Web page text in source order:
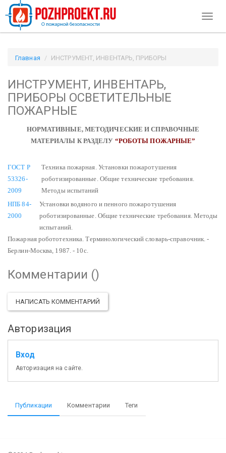
Главная
ИНСТРУМЕНТ, ИНВЕНТАРЬ, ПРИБОРЫ
ИНСТРУМЕНТ, ИНВЕНТАРЬ,
ПРИБОРЫ ОСВЕТИТЕЛЬНЫЕ
ПОЖАРНЫЕ
НОРМАТИВНЫЕ, МЕТОДИЧЕСКИЕ И СПРАВОЧНЫЕ
МАТЕРИАЛЫ К РАЗДЕЛУ “РОБОТЫ ПОЖАРНЫЕ”
ГОСТ Р
53326-
2009
Техника пожарная. Установки пожаротушения
роботизированные. Общие технические требования.
Методы испытаний
НПБ 84-
2000
Установки водяного и пенного пожаротушения
роботизированные. Общие технические требования. Методы
испытаний.
Пожарная робототехника. Терминологический словарь-справочник. -
Берлин-Москва, 1987. - 10с.
Комментарии ()
НАПИСАТЬ КОММЕНТАРИЙ
Авторизация
Вход
Авторизация на сайте.
Публикации Комментарии Теги